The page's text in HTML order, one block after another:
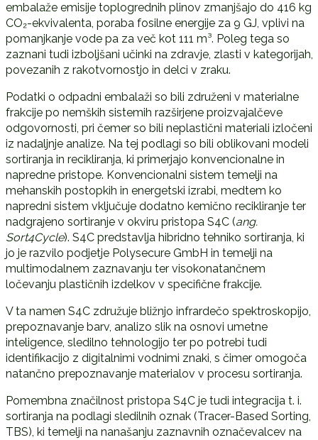
embalaže emisije toplogrednih plinov zmanjšajo do 416 kg
CO₂-ekvivalenta, poraba fosilne energije za 9 GJ, vplivi na
pomanjkanje vode pa za več kot 111 m³. Poleg tega so
zaznani tudi izboljšani učinki na zdravje, zlasti v kategorijah,
povezanih z rakotvornostjo in delci v zraku.
Podatki o odpadni embalaži so bili združeni v materialne
frakcije po nemških sistemih razširjene proizvajalčeve
odgovornosti, pri čemer so bili neplastični materiali izločeni
iz nadaljnje analize. Na tej podlagi so bili oblikovani modeli
sortiranja in recikliranja, ki primerjajo konvencionalne in
napredne pristope. Konvencionalni sistem temelji na
mehanskih postopkih in energetski izrabi, medtem ko
napredni sistem vključuje dodatno kemično recikliranje ter
nadgrajeno sortiranje v okviru pristopa S4C (ang.
Sort4Cycle). S4C predstavlja hibridno tehniko sortiranja, ki
jo je razvilo podjetje Polysecure GmbH in temelji na
multimodalnem zaznavanju ter visokonatančnem
ločevanju plastičnih izdelkov v specifične frakcije.
V ta namen S4C združuje bližnjo infrardečo spektroskopijo,
prepoznavanje barv, analizo slik na osnovi umetne
inteligence, sledilno tehnologijo ter po potrebi tudi
identifikacijo z digitalnimi vodnimi znaki, s čimer omogoča
natančno prepoznavanje materialov v procesu sortiranja.
Pomembna značilnost pristopa S4C je tudi integracija t. i.
sortiranja na podlagi sledilnih oznak (Tracer-Based Sorting,
TBS), ki temelji na nanašanju zaznavnih označevalcev na